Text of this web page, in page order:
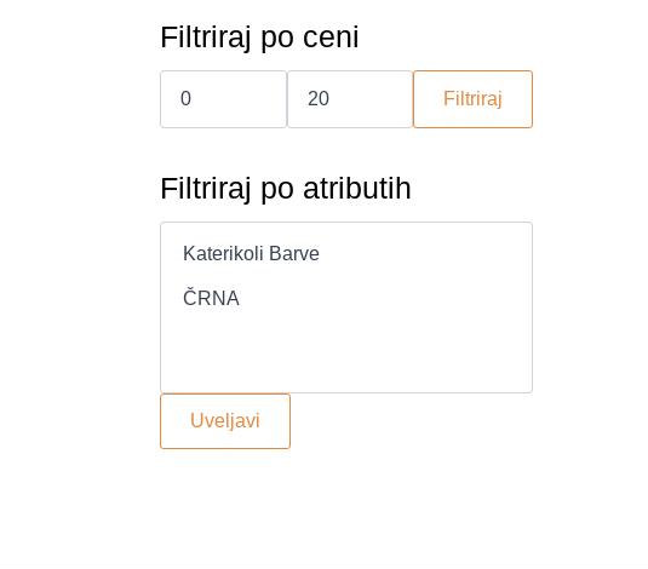
Filtriraj po ceni
Min
cena
Max
cena
Filtriraj
Filtriraj po atributih
Uveljavi